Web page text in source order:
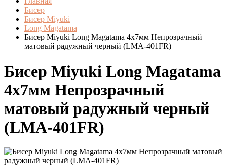
Бисер
Бисер Miyuki
Long Magatama
Бисер Miyuki Long Magatama 4x7мм Непрозрачный
матовый радужный черный (LMA-401FR)
Бисер Miyuki Long Magatama
4x7мм Непрозрачный
матовый радужный черный
(LMA-401FR)